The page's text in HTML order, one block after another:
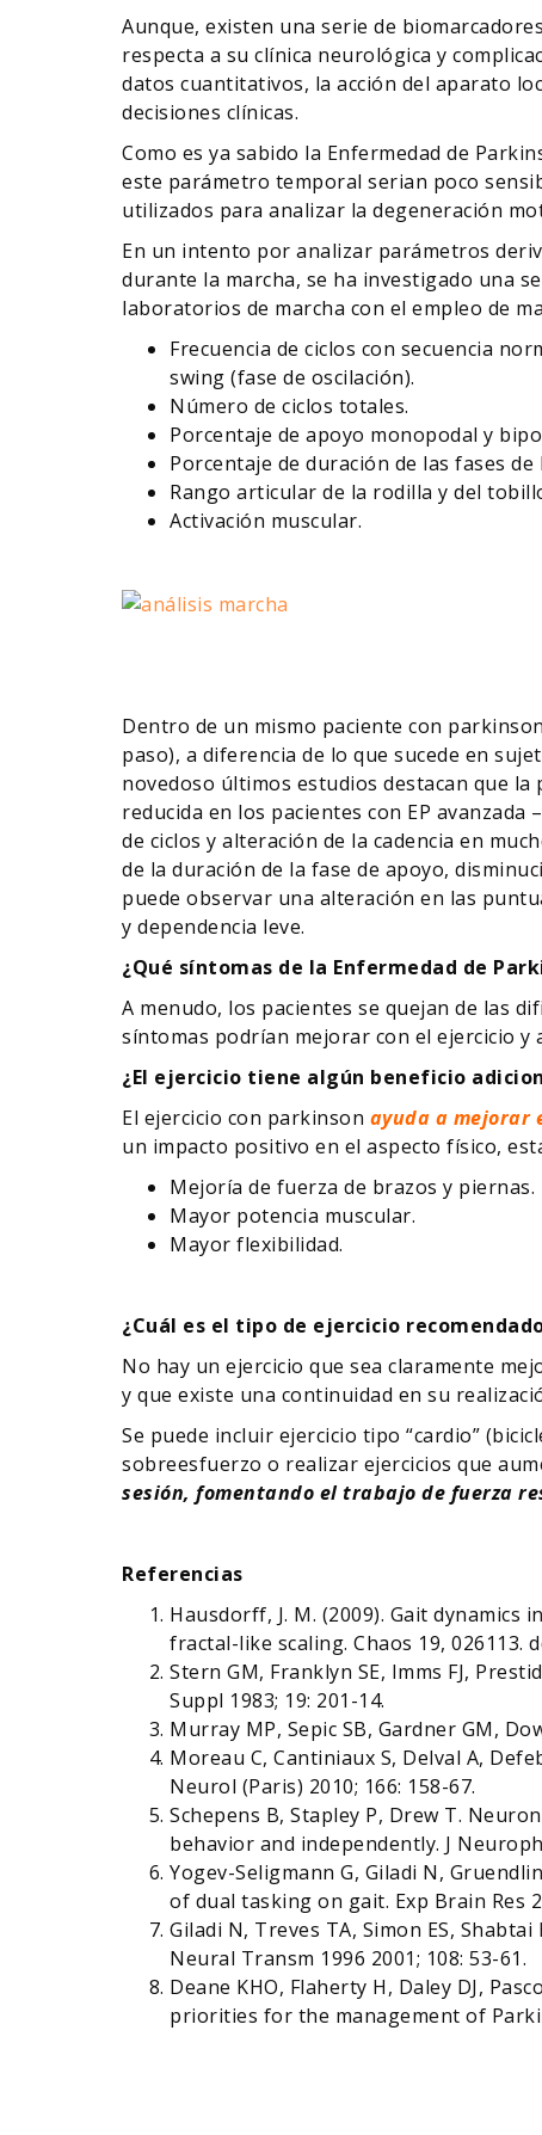
Aunque, existen una serie de
respecta a su clínica neurológica y
datos cuantitativos, la acción del aparato
decisiones clínicas.
Como es ya sabido la Enfermedad de
este parámetro temporal serian poco
utilizados para analizar la degeneración
En un intento por analizar parámetros
durante la marcha, se ha investigado una
laboratorios de marcha con el empleo de
Frecuencia de ciclos con secuencia
swing (fase de oscilación).
Número de ciclos totales.
Porcentaje de apoyo monopodal y
Porcentaje de duración de las fases de
Rango articular de la rodilla y del
Activación muscular.
Dentro de un mismo paciente con
paso), a diferencia de lo que sucede en
novedoso últimos estudios destacan que la
reducida en los pacientes con EP
de ciclos y alteración de la cadencia en
de la duración de la fase de apoyo,
puede observar una alteración en las
y dependencia leve.
¿Qué síntomas de la Enfermedad de
A menudo, los pacientes se quejan de las
síntomas podrían mejorar con el ejercicio y
¿El ejercicio tiene algún beneficio
El ejercicio con parkinson ayuda a mejorar
un impacto positivo en el aspecto físico,
Mejoría de fuerza de brazos y piernas.
Mayor potencia muscular.
Mayor flexibilidad.
¿Cuál es el tipo de ejercicio
No hay un ejercicio que sea claramente
y que existe una continuidad en su
Se puede incluir ejercicio tipo “cardio”
sobreesfuerzo o realizar ejercicios que
sesión, fomentando el trabajo de fuerza
Referencias
Hausdorff, J. M. (2009). Gait
fractal-like scaling. Chaos 19, 026113.
Stern GM, Franklyn SE, Imms FJ,
Suppl 1983; 19: 201-14.
Murray MP, Sepic SB, Gardner GM,
Moreau C, Cantiniaux S, Delval A,
Neurol (Paris) 2010; 166: 158-67.
Schepens B, Stapley P, Drew T.
behavior and independently. J
Yogev-Seligmann G, Giladi N,
of dual tasking on gait. Exp Brain Res
Giladi N, Treves TA, Simon ES,
Neural Transm 1996 2001; 108: 53-61.
Deane KHO, Flaherty H, Daley DJ,
priorities for the management of